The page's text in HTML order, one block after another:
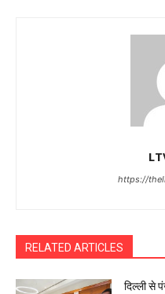
https://
RELATED ARTICLES
दिल्ली से